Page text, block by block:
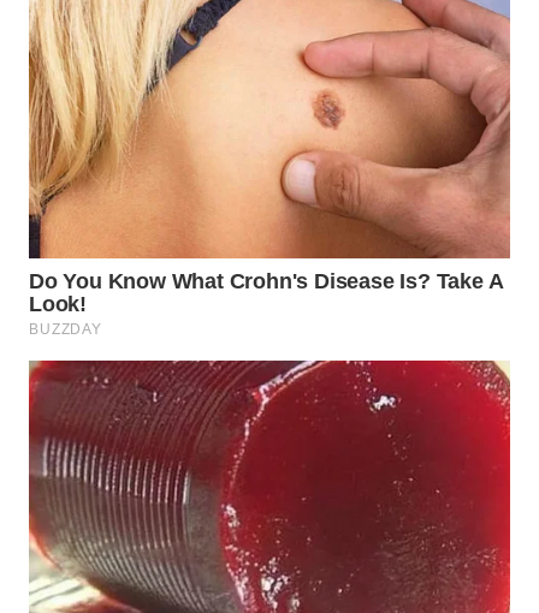
WAHANA
TV
WAHANANEWS
ID
WAHANANEWS
WAHANANEWS
WAHANA
SPORT
WAHANA
UMKM
WAHANA
SELEB